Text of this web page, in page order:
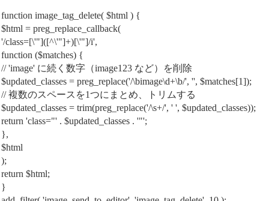
function image_tag_delete( $html ) {
$html = preg_replace_callback(
'/class=[\'"]([^\'"]+)[\'"]/i',
function ($matches) {
// 'image' に続く数字（image123 など）を削除
$updated_classes = preg_replace('/\bimage\d+\b/', '', $matches[1]);
// 複数のスペースを1つにまとめ、トリムする
$updated_classes = trim(preg_replace('/\s+/', ' ', $updated_classes));
return 'class="' . $updated_classes . '"';
},
$html
);
return $html;
}